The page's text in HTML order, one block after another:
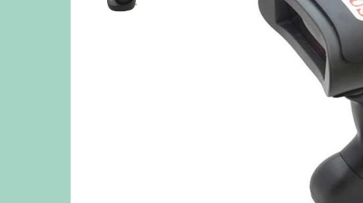
Cantare platforma